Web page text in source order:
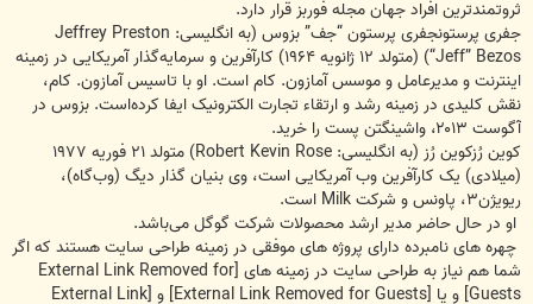
ثروتمندترین افراد جهان مجله فوربز قرار دارد.
جفری پرستونجفری پرستون “جف” بزوس (به انگلیسی: Jeffrey Preston
“Jeff” Bezos) (متولد ۱۲ ژانویه ۱۹۶۴) کارآفرین و سرمایه‌گذار آمریکایی در زمینه
اینترنت و مدیرعامل و موسس آمازون. کام است. او با تاسیس آمازون. کام،
نقش کلیدی در زمینه رشد و ارتقاء تجارت الکترونیک ایفا کرده‌است. بزوس در
آگوست ۲۰۱۳، واشینگتن پست را خرید.
کوین رُزکوین رُز (به انگلیسی: Robert Kevin Rose) متولد ۲۱ فوریه ۱۹۷۷
(میلادی) یک کارآفرین وب آمریکایی است، وی بنیان گذار دیگ (وب‌گاه)،
ریویژن۳، پاونس و شرکت Milk است.
او در حال حاضر مدیر ارشد محصولات شرکت گوگل می‌باشد.
چهره های نامبرده دارای پروژه های موفقی در زمینه طراحی سایت هستند که اگر
شما هم نیاز به طراحی سایت در زمینه های [External Link Removed for
Guests] و یا [External Link Removed for Guests] و [External Link